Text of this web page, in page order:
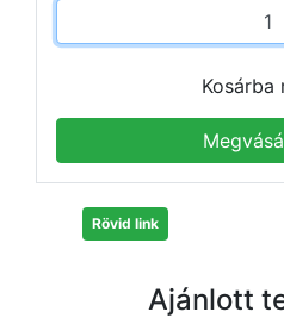
Kosárba
Rövid link
Ajánlott